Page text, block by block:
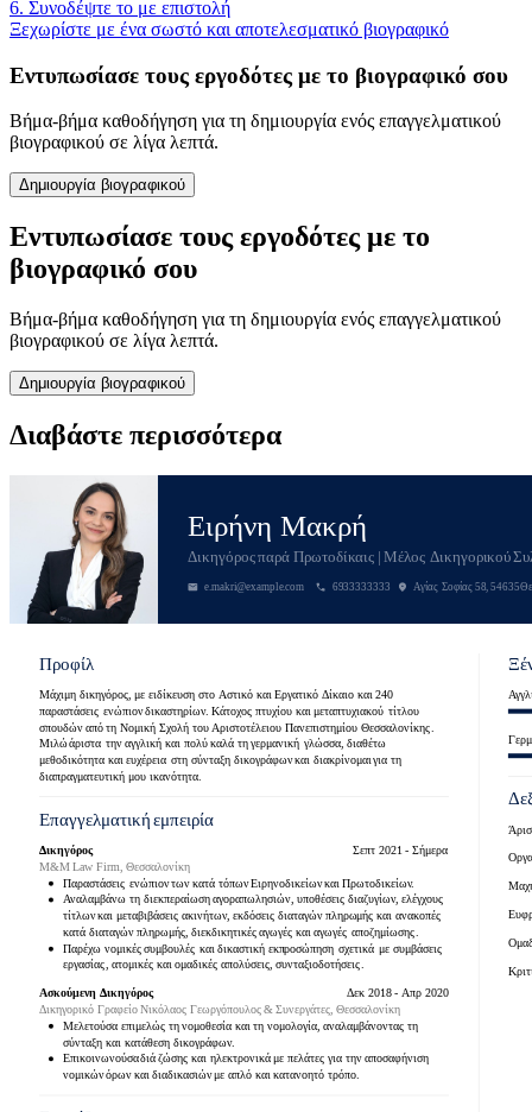
6. Συνοδέψτε το με επιστολή
Ξεχωρίστε με ένα σωστό και αποτελεσματικό βιογραφικό
Εντυπωσίασε τους εργοδότες με το βιογραφικό σου
Βήμα-βήμα καθοδήγηση για τη δημιουργία ενός επαγγελματικού
βιογραφικού σε λίγα λεπτά.
Δημιουργία βιογραφικού
Εντυπωσίασε τους εργοδότες με το
βιογραφικό σου
Βήμα-βήμα καθοδήγηση για τη δημιουργία ενός επαγγελματικού
βιογραφικού σε λίγα λεπτά.
Δημιουργία βιογραφικού
Διαβάστε περισσότερα